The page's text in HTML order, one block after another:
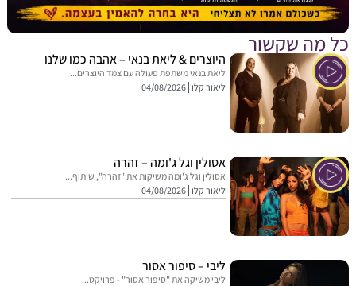
שקשור
היוצרים & ליאת בנאי – אהבה כמו שלנו
ליאת בנאי משתפת פעולה עם צמד היוצרים...
ליאור קלו 04/08/2026
אסולין וגל ג'ומה – זהרה
אסולין וגל ג'ומה משיקות את "זהרה", שיתוף...
ליאור קלו 04/08/2026
ליבי – סיפור אסור
ליבי משיקה את "סיפור אסור" - פרויקט...